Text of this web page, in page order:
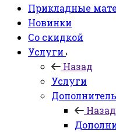
Прикладные
Новинки
Со скидкой
Услуги
Назад
Услуги
Назад